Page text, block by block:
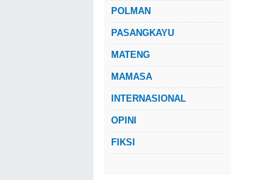
POLMAN
PASANGKAYU
MATENG
MAMASA
INTERNASIONAL
OPINI
FIKSI